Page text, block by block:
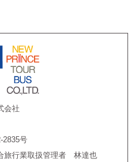
会社
号
旅行業取扱管理者 林達也